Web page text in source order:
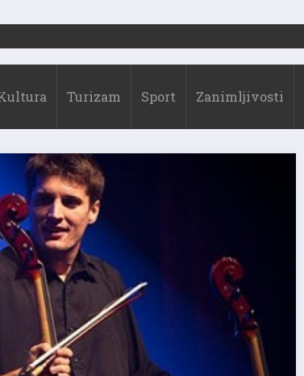
Turizam Sport Zanimljivosti